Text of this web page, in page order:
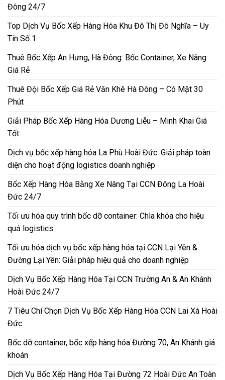
Đông 24/7
Top Dịch Vụ Bốc Xếp Hàng Hóa Khu Đô Thị Đô Nghĩa – Uy
Tín Số 1
Thuê Bốc Xếp An Hưng, Hà Đông: Bốc Container, Xe Nâng
Giá Rẻ
Thuê Đội Bốc Xếp Giá Rẻ Văn Khê Hà Đông – Có Mặt 30
Phút
Giải Pháp Bốc Xếp Hàng Hóa Dương Liễu – Minh Khai Giá
Tốt
Dịch vụ bốc xếp hàng hóa La Phù Hoài Đức: Giải pháp toàn
diện cho hoạt động logistics doanh nghiệp
Bốc Xếp Hàng Hóa Bằng Xe Nâng Tại CCN Đông La Hoài
Đức 24/7
Tối ưu hóa quy trình bốc dỡ container: Chìa khóa cho hiệu
quả logistics
Tối ưu hóa dịch vụ bốc xếp hàng hóa tại CCN Lại Yên &
Đường Lại Yên: Giải pháp hiệu quả cho doanh nghiệp
Dịch Vụ Bốc Xếp Hàng Hóa Tại CCN Trường An & An Khánh
Hoài Đức 24/7
7 Tiêu Chí Chọn Dịch Vụ Bốc Xếp Hàng Hóa CCN Lai Xá Hoài
Đức
Bốc dỡ container, bốc xếp hàng hóa Đường 70, An Khánh giá
khoán
Dịch Vụ Bốc Xếp Hàng Hóa Tại Đường 72 Hoài Đức An Toàn